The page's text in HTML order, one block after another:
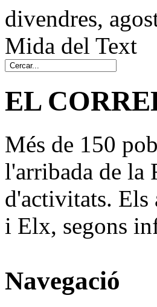
divendres,
Mida del Text
EL
Més de 150
l'arribada de la
d'activitats. Els
i Elx, segons
Navegació